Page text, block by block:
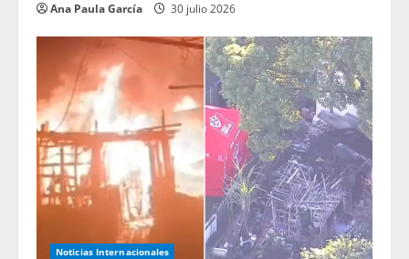
Ana Paula García 30 julio 2026
Noticias Internacionales